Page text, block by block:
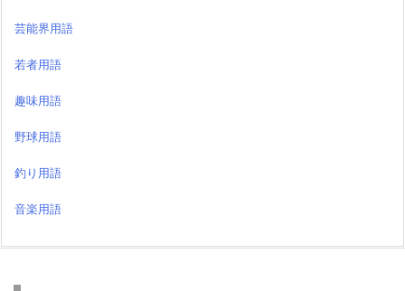
芸能界用語
若者用語
趣味用語
野球用語
釣り用語
音楽用語